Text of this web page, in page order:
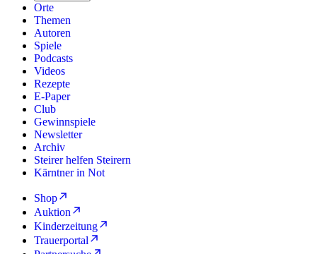
Orte
Themen
Autoren
Spiele
Podcasts
Videos
Rezepte
E-Paper
Club
Gewinnspiele
Newsletter
Archiv
Steirer helfen Steirern
Kärntner in Not
Shop
Auktion
Kinderzeitung
Trauerportal